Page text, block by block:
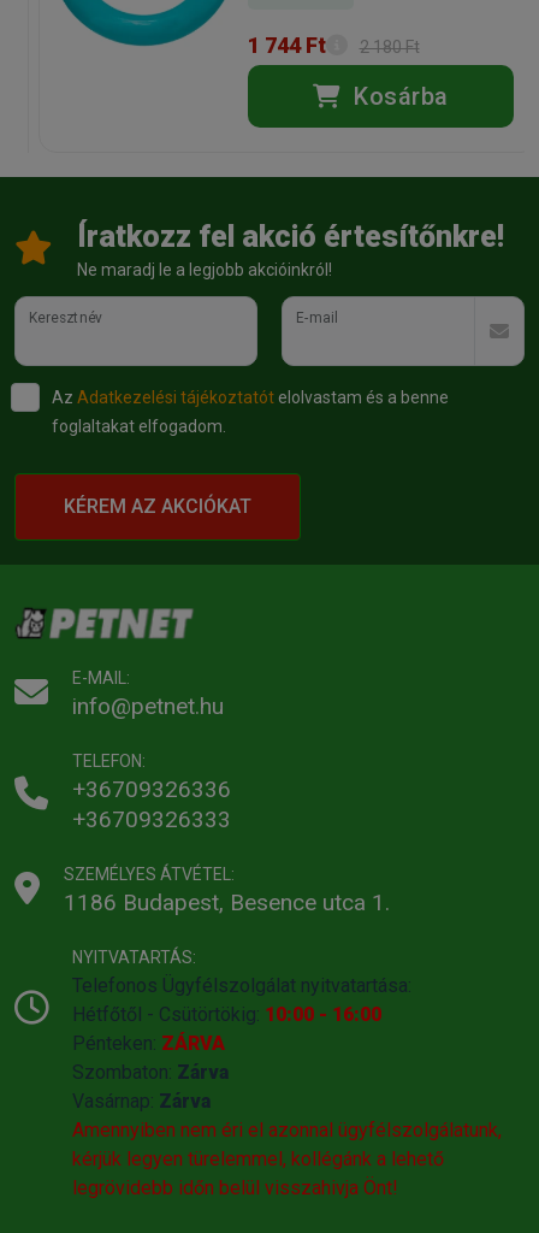
1 744 Ft 2 180 Ft
Kosárba
Íratkozz fel akció értesítőnkre!
Ne maradj le a legjobb akcióinkról!
Keresztnév E-mail
Az Adatkezelési tájékoztatót elolvastam és a benne
foglaltakat elfogadom.
KÉREM AZ AKCIÓKAT
E-MAIL:
info@petnet.hu
TELEFON:
+36709326336
+36709326333
SZEMÉLYES ÁTVÉTEL:
1186 Budapest, Besence utca 1.
NYITVATARTÁS:
Telefonos Ügyfélszolgálat nyitvatartása:
Hétfőtől - Csütörtökig: 10:00 - 16:00
Pénteken: ZÁRVA
Szombaton: Zárva
Vasárnap: Zárva
Amennyiben nem éri el azonnal ügyfélszolgálatunk,
kérjük legyen türelemmel, kollégánk a lehető
legrövidebb időn belül visszahivja Önt!